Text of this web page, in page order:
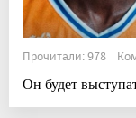
Прочитали: 978
Он будет